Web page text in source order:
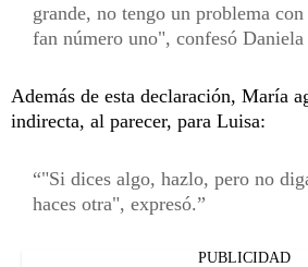
grande, no tengo un problema
fan número uno", confesó Daniela
Además de esta declaración, María
indirecta, al parecer, para Luisa:
"Si dices algo, hazlo, pero no
haces otra", expresó.
PUBLICIDAD